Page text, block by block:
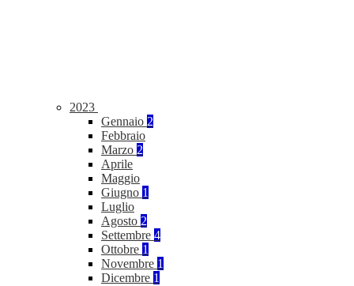
2023
Gennaio 2
Febbraio
Marzo 2
Aprile
Maggio
Giugno 1
Luglio
Agosto 2
Settembre 4
Ottobre 1
Novembre 1
Dicembre 1